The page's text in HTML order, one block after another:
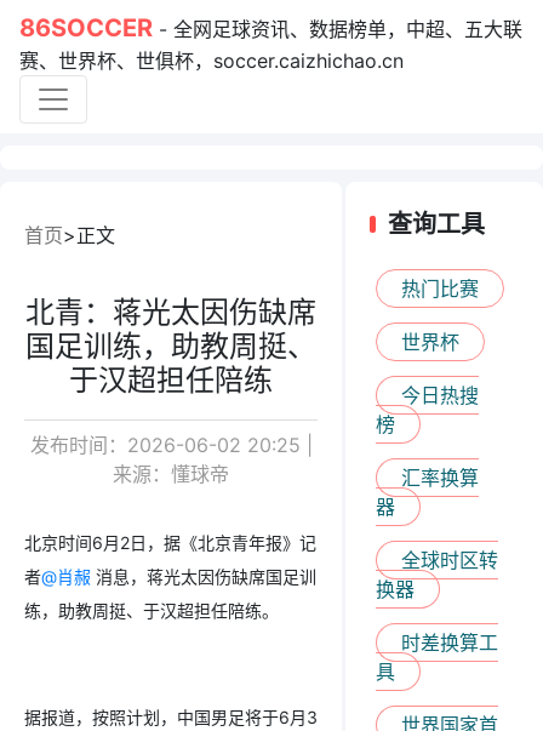
86SOCCER - 全网足球资讯、数据榜单，中超、五大联
赛、世界杯、世俱杯，soccer.caizhichao.cn
首页 正文
北青：蒋光太因伤缺席
国足训练，助教周挺、
于汉超担任陪练
发布时间：2026-06-02 20:25 |
来源：懂球帝
北京时间6月2日，据《北京青年报》记
者@肖赧 消息，蒋光太因伤缺席国足训
练，助教周挺、于汉超担任陪练。
据报道，按照计划，中国男足将于6月3
查询工具
热门比赛
世界杯
今日热搜
榜
汇率换算
器
全球时区转
换器
时差换算工
具
世界国家首